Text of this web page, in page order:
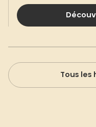
Tous les